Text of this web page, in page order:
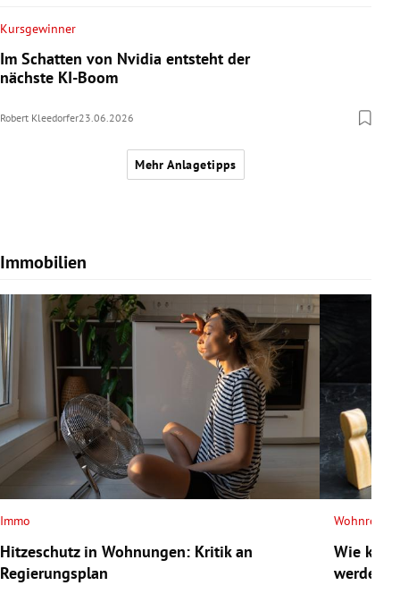
Kursgewinner
Im Schatten von Nvidia entsteht der
nächste KI-Boom
Robert Kleedorfer23.06.2026
Mehr Anlagetipps
Immobilien
Slide 1 von 7
Immo
Hitzeschutz in Wohnungen: Kritik an
Regierungsplan
Wohnrecht
Wie
werden?